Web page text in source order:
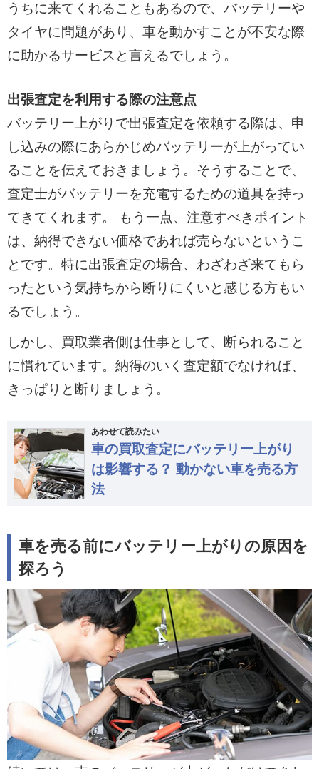
うちに来てくれることもあるので、バッテリーや
タイヤに問題があり、車を動かすことが不安な際
に助かるサービスと言えるでしょう。
出張査定を利用する際の注意点
バッテリー上がりで出張査定を依頼する際は、申
し込みの際にあらかじめバッテリーが上がってい
ることを伝えておきましょう。そうすることで、
査定士がバッテリーを充電するための道具を持っ
てきてくれます。 もう一点、注意すべきポイント
は、納得できない価格であれば売らないというこ
とです。特に出張査定の場合、わざわざ来てもら
ったという気持ちから断りにくいと感じる方もい
るでしょう。
しかし、買取業者側は仕事として、断られること
に慣れています。納得のいく査定額でなければ、
きっぱりと断りましょう。
あわせて読みたい
車の買取査定にバッテリー上がり
は影響する？ 動かない車を売る方
法
車を売る前にバッテリー上がりの原因を
探ろう